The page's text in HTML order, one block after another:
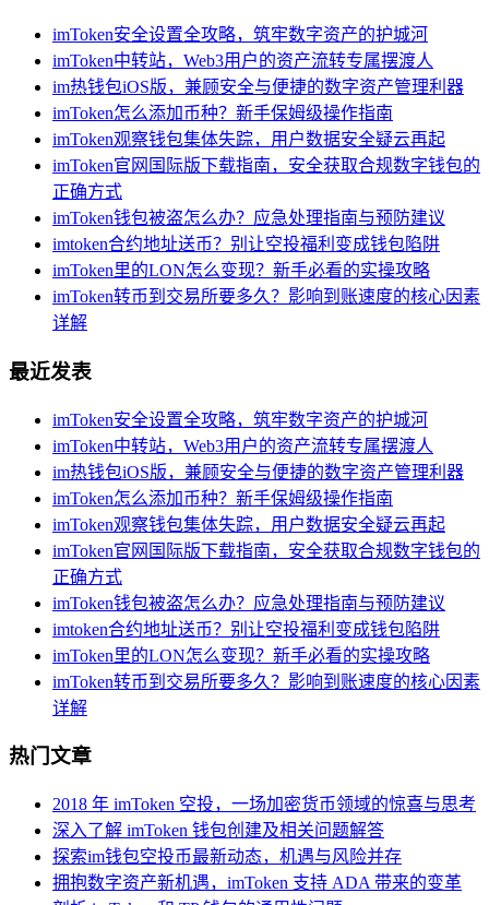
imToken安全设置全攻略，筑牢数字资产的护城河
imToken中转站，Web3用户的资产流转专属摆渡人
im热钱包iOS版，兼顾安全与便捷的数字资产管理利器
imToken怎么添加币种？新手保姆级操作指南
imToken观察钱包集体失踪，用户数据安全疑云再起
imToken官网国际版下载指南，安全获取合规数字钱包的
正确方式
imToken钱包被盗怎么办？应急处理指南与预防建议
imtoken合约地址送币？别让空投福利变成钱包陷阱
imToken里的LON怎么变现？新手必看的实操攻略
imToken转币到交易所要多久？影响到账速度的核心因素
详解
最近发表
imToken安全设置全攻略，筑牢数字资产的护城河
imToken中转站，Web3用户的资产流转专属摆渡人
im热钱包iOS版，兼顾安全与便捷的数字资产管理利器
imToken怎么添加币种？新手保姆级操作指南
imToken观察钱包集体失踪，用户数据安全疑云再起
imToken官网国际版下载指南，安全获取合规数字钱包的
正确方式
imToken钱包被盗怎么办？应急处理指南与预防建议
imtoken合约地址送币？别让空投福利变成钱包陷阱
imToken里的LON怎么变现？新手必看的实操攻略
imToken转币到交易所要多久？影响到账速度的核心因素
详解
热门文章
2018 年 imToken 空投，一场加密货币领域的惊喜与思考
深入了解 imToken 钱包创建及相关问题解答
探索im钱包空投币最新动态，机遇与风险并存
拥抱数字资产新机遇，imToken 支持 ADA 带来的变革